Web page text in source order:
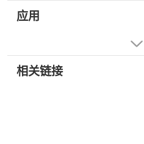
应用
相关链接